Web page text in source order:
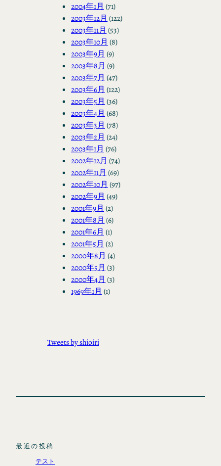
2004年1月 (71)
2003年12月 (122)
2003年11月 (53)
2003年10月 (8)
2003年9月 (9)
2003年8月 (9)
2003年7月 (47)
2003年6月 (122)
2003年5月 (36)
2003年4月 (68)
2003年3月 (78)
2003年2月 (24)
2003年1月 (76)
2002年12月 (74)
2002年11月 (69)
2002年10月 (97)
2002年9月 (49)
2001年9月 (2)
2001年8月 (6)
2001年6月 (1)
2001年5月 (2)
2000年8月 (4)
2000年5月 (3)
2000年4月 (3)
1969年1月 (1)
Tweets by shioiri
最近の投稿
テスト